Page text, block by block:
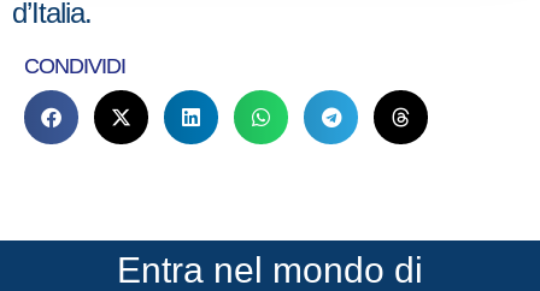
d’Italia.
CONDIVIDI
Entra nel mondo di